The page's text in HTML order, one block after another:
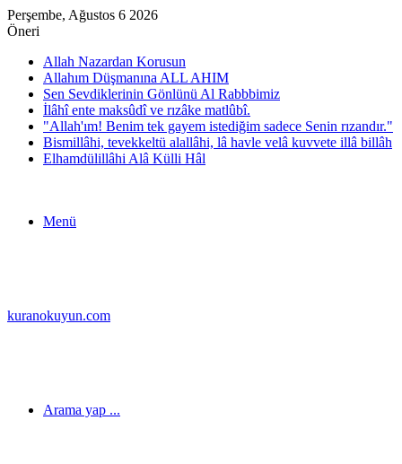
Perşembe, Ağustos 6 2026
Öneri
Allah Nazardan Korusun
Allahım Düşmanına ALL AHIM
Sen Sevdiklerinin Gönlünü Al Rabbbimiz
İlâhî ente maksûdî ve rızâke matlûbî.
"Allah'ım! Benim tek gayem istediğim sadece Senin rızandır."
Bismillâhi, tevekkeltü alallâhi, lâ havle velâ kuvvete illâ billâh
Elhamdülillâhi Alâ Külli Hâl
Menü
kuranokuyun.com
Arama yap ...